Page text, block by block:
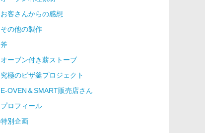
お客さんからの感想
その他の製作
斧
オーブン付き薪ストーブ
究極のピザ釜プロジェクト
E-OVEN＆SMART販売店さん
プロフィール
特別企画